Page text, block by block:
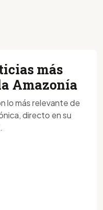
más
Amazonía
lo más relevante de
directo en su